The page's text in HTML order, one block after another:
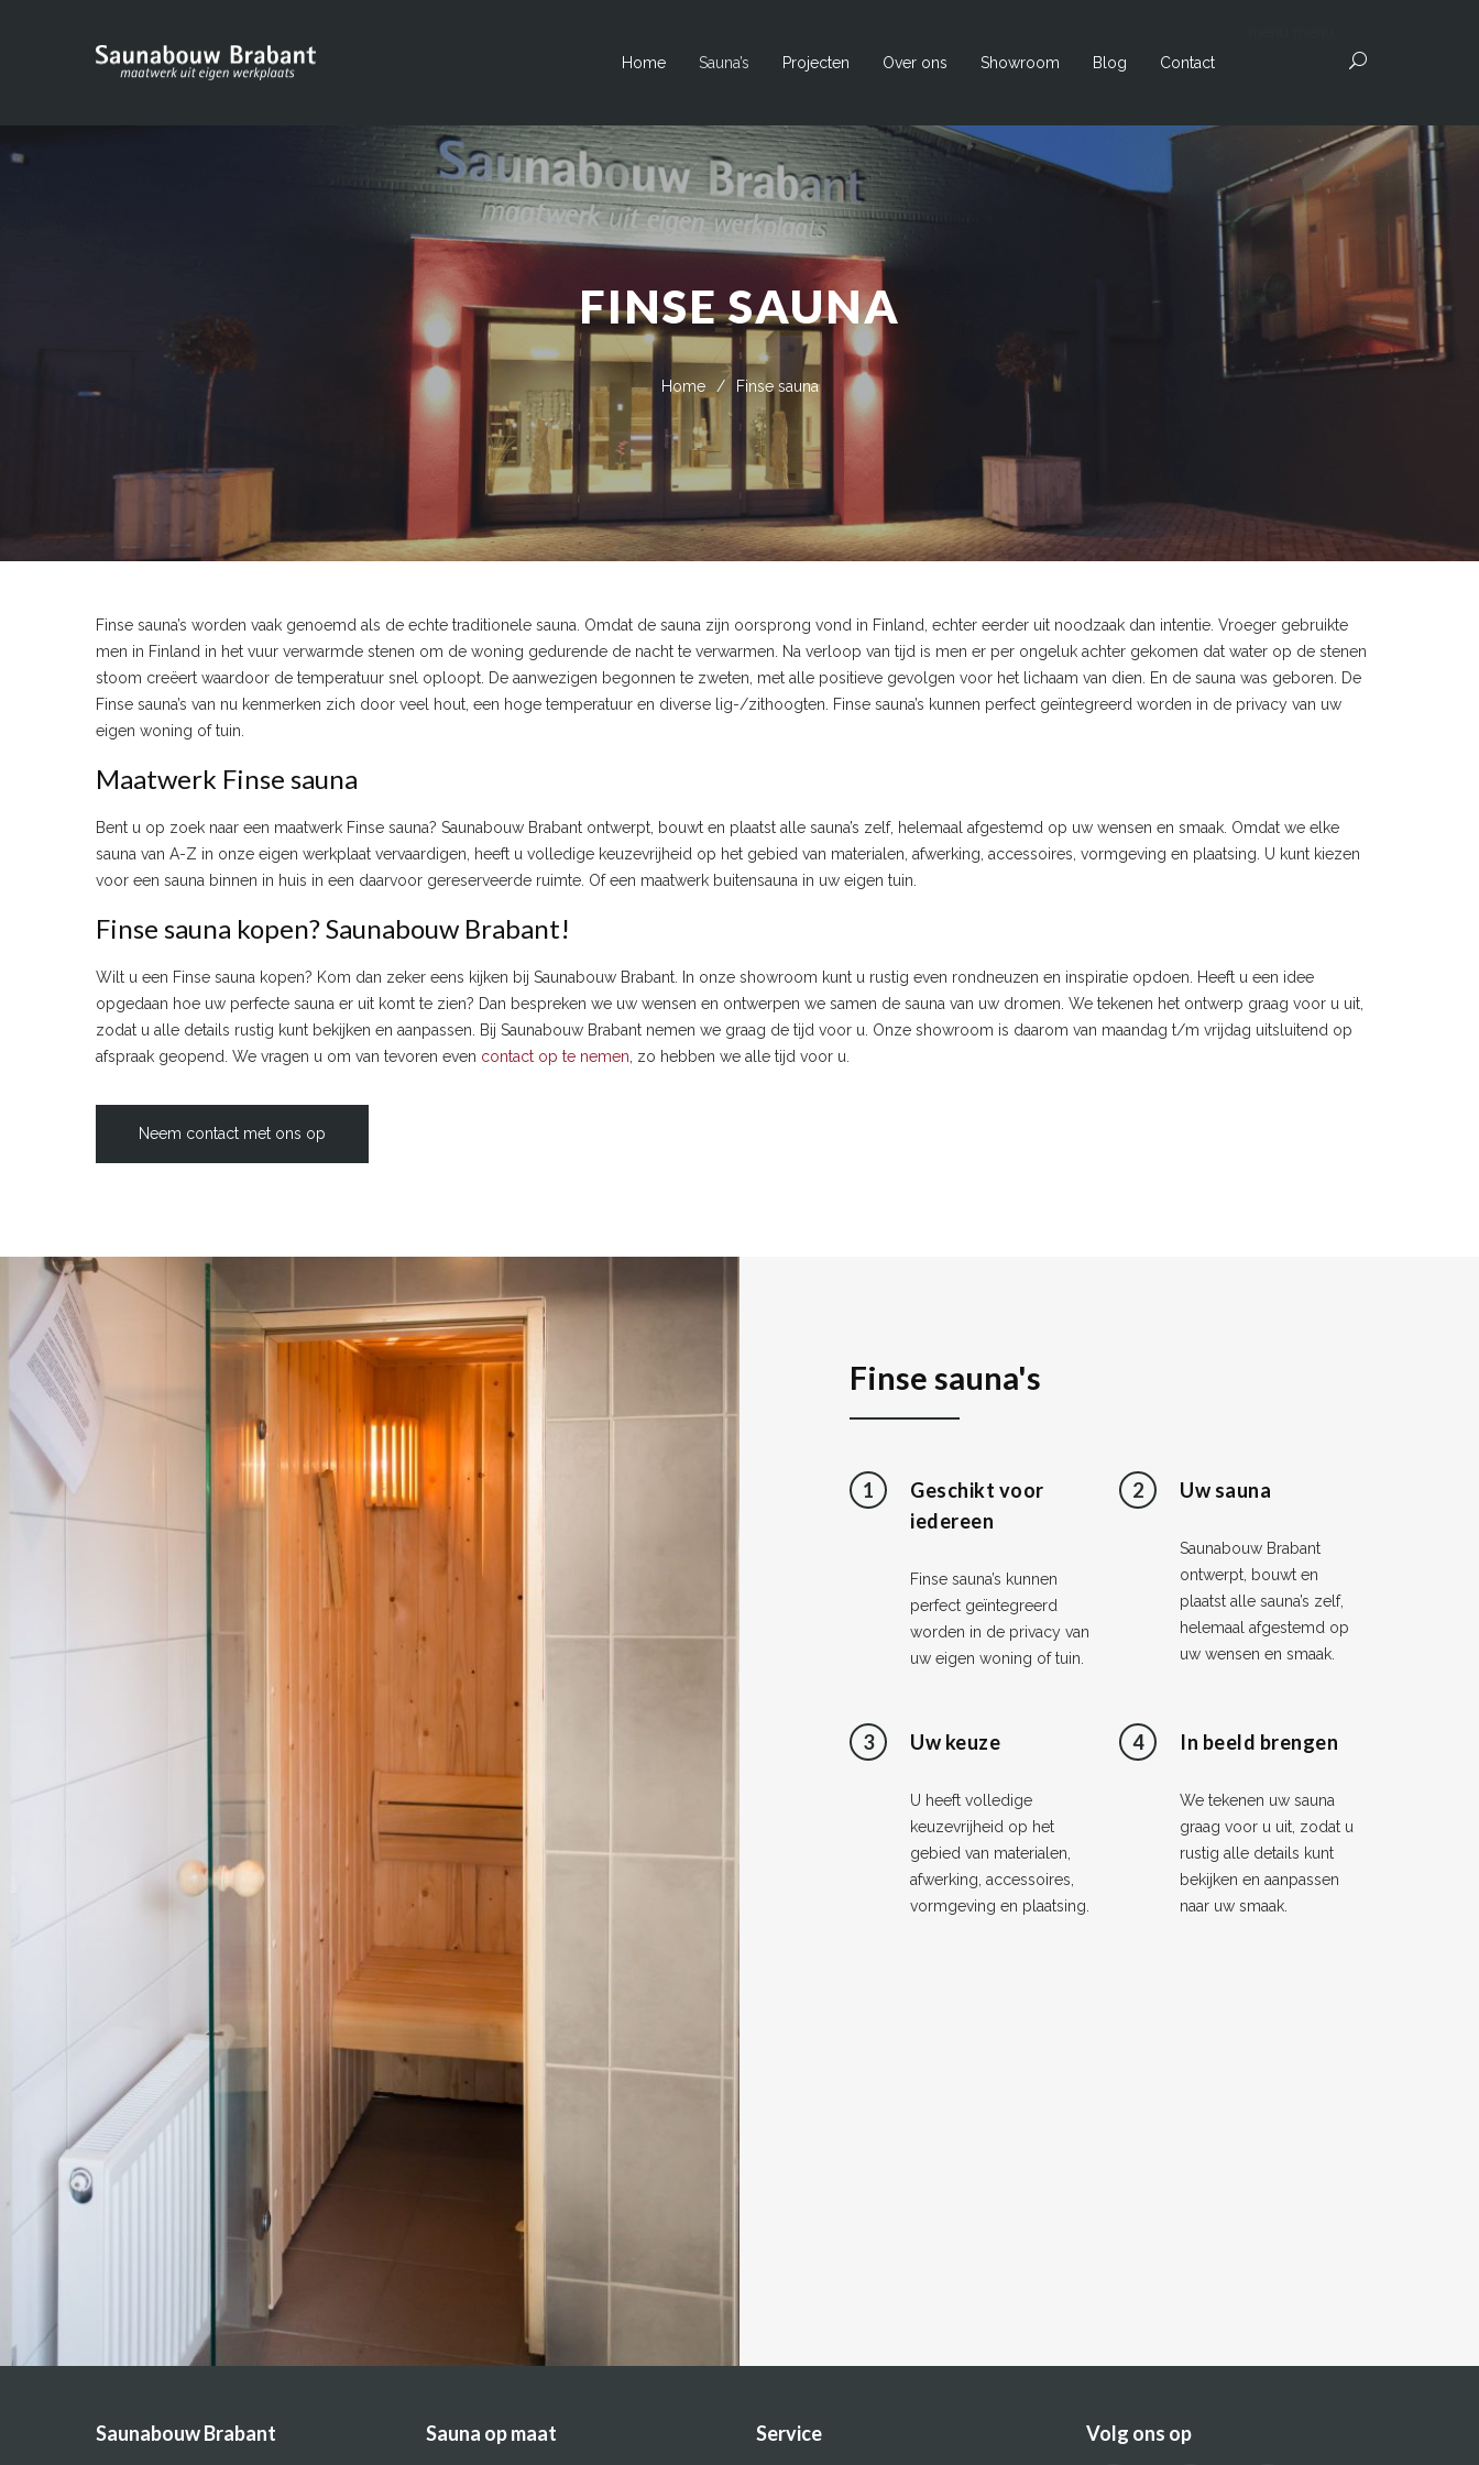
Home Sauna’s Projecten Over ons Showroom Blog Contact
FINSE SAUNA
Home / Finse sauna
Finse sauna’s worden vaak genoemd als de echte traditionele sauna. Omdat de sauna zijn oorsprong vond in Finland, echter eerder uit noodzaak dan intentie. Vroeger gebruikte
men in Finland in het vuur verwarmde stenen om de woning gedurende de nacht te verwarmen. Na verloop van tijd is men er per ongeluk achter gekomen dat water op de stenen
stoom creëert waardoor de temperatuur snel oploopt. De aanwezigen begonnen te zweten, met alle positieve gevolgen voor het lichaam van dien. En de sauna was geboren. De
Finse sauna’s van nu kenmerken zich door veel hout, een hoge temperatuur en diverse lig-/zithoogten. Finse sauna’s kunnen perfect geïntegreerd worden in de privacy van uw
eigen woning of tuin.
Maatwerk Finse sauna
Bent u op zoek naar een maatwerk Finse sauna? Saunabouw Brabant ontwerpt, bouwt en plaatst alle sauna’s zelf, helemaal afgestemd op uw wensen en smaak. Omdat we elke
sauna van A-Z in onze eigen werkplaat vervaardigen, heeft u volledige keuzevrijheid op het gebied van materialen, afwerking, accessoires, vormgeving en plaatsing. U kunt kiezen
voor een sauna binnen in huis in een daarvoor gereserveerde ruimte. Of een maatwerk buitensauna in uw eigen tuin.
Finse sauna kopen? Saunabouw Brabant!
Wilt u een Finse sauna kopen? Kom dan zeker eens kijken bij Saunabouw Brabant. In onze showroom kunt u rustig even rondneuzen en inspiratie opdoen. Heeft u een idee
opgedaan hoe uw perfecte sauna er uit komt te zien? Dan bespreken we uw wensen en ontwerpen we samen de sauna van uw dromen. We tekenen het ontwerp graag voor u uit,
zodat u alle details rustig kunt bekijken en aanpassen. Bij Saunabouw Brabant nemen we graag de tijd voor u. Onze showroom is daarom van maandag t/m vrijdag uitsluitend op
afspraak geopend. We vragen u om van tevoren even contact op te nemen , zo hebben we alle tijd voor u.
Neem contact met ons op
Finse sauna's
1
Geschikt voor
iedereen
Finse sauna’s kunnen
perfect geïntegreerd
worden in de privacy van
uw eigen woning of tuin.
2 Uw sauna
Saunabouw Brabant
ontwerpt, bouwt en
plaatst alle sauna’s zelf,
helemaal afgestemd op
uw wensen en smaak.
3 Uw keuze
U heeft volledige
keuzevrijheid op het
gebied van materialen,
afwerking, accessoires,
vormgeving en plaatsing.
4 In beeld brengen
We tekenen uw sauna
graag voor u uit, zodat u
rustig alle details kunt
bekijken en aanpassen
naar uw smaak.
Saunabouw Brabant Sauna op maat Service Volg ons op